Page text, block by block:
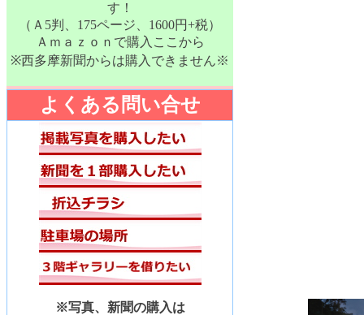
す！
（Ａ5判、175ページ、1600円+税）
Ａｍａｚｏｎで購入ここから
※西多摩新聞からは購入できません※
よくある問い合せ
※写真、新聞の購入は